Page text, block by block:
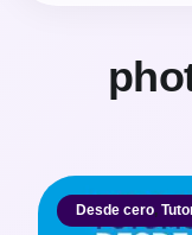
Desde cero,